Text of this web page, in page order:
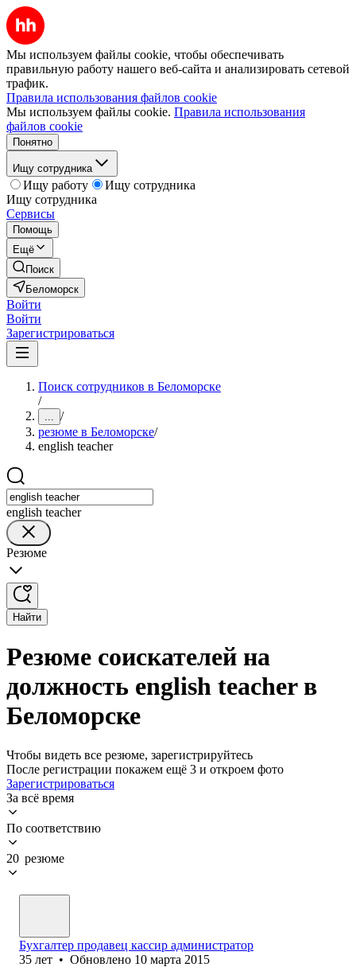
Мы используем файлы cookie, чтобы обеспечивать
правильную работу нашего веб-сайта и анализировать сетевой
трафик.
Правила использования файлов cookie
Мы используем файлы cookie. Правила использования
файлов cookie
Понятно
Ищу сотрудника
Ищу работу
Ищу сотрудника
Ищу сотрудника
Сервисы
Помощь
Ещё
Поиск
Беломорск
Войти
Войти
Зарегистрироваться
Поиск сотрудников в Беломорске
/
... /
резюме в Беломорске/
english teacher
english teacher
Резюме
Найти
Резюме соискателей на
должность english teacher в
Беломорске
Чтобы видеть все резюме, зарегистрируйтесь
После регистрации покажем ещё 3 и откроем фото
Зарегистрироваться
За всё время
По соответствию
20 резюме
Бухгалтер продавец кассир администратор
35 лет • Обновлено 10 марта 2015